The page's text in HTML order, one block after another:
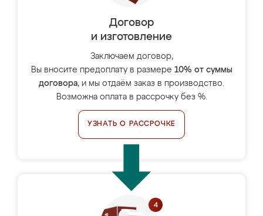
Договор
и изготовление
Заключаем договор,
Вы вносите предоплату в размере 10% от суммы
договора, и мы отдаём заказ в производство.
Возможна оплата в рассрочку без %.
УЗНАТЬ О РАССРОЧКЕ